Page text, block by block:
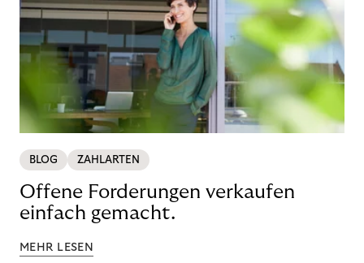
BLOG ZAHLARTEN
Offene Forderungen verkaufen
einfach gemacht.
MEHR LESEN